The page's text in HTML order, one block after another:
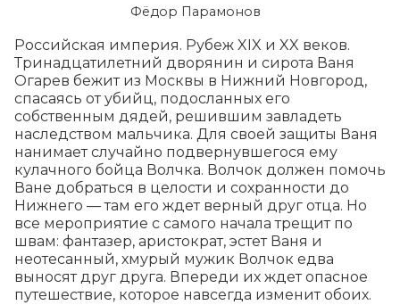
Фёдор Парамонов
Российская империя. Рубеж XIX и XX веков.
Тринадцатилетний дворянин и сирота Ваня
Огарев бежит из Москвы в Нижний Новгород,
спасаясь от убийц, подосланных его
собственным дядей, решившим завладеть
наследством мальчика. Для своей защиты Ваня
нанимает случайно подвернувшегося ему
кулачного бойца Волчка. Волчок должен помочь
Ване добраться в целости и сохранности до
Нижнего — там его ждет верный друг отца. Но
все мероприятие с самого начала трещит по
швам: фантазер, аристократ, эстет Ваня и
неотесанный, хмурый мужик Волчок едва
выносят друг друга. Впереди их ждет опасное
путешествие, которое навсегда изменит обоих.